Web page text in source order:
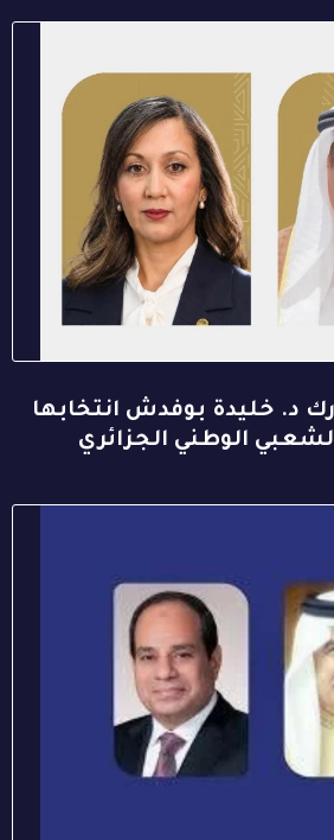
د. خليدة بوفدش انتخابها
الوطني الجزائري